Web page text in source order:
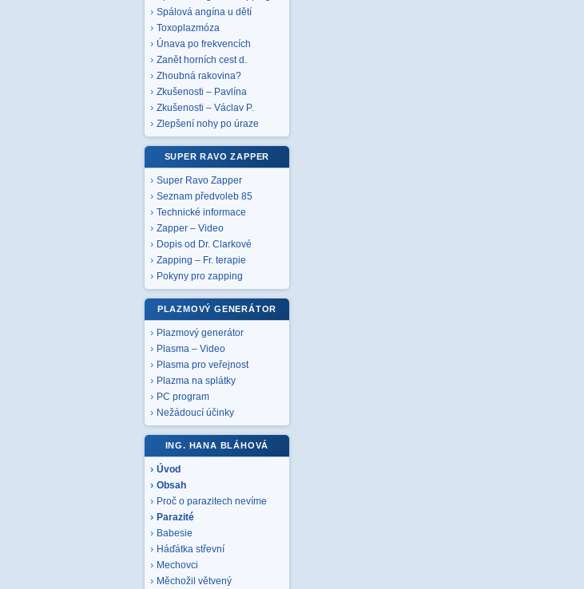
Spálová angína u dětí
Toxoplazmóza
Únava po frekvencích
Zanět horních cest d.
Zhoubná rakovina?
Zkušenosti – Pavlína
Zkušenosti – Václav P.
Zlepšení nohy po úraze
SUPER RAVO ZAPPER
Super Ravo Zapper
Seznam předvoleb 85
Technické informace
Zapper – Video
Dopis od Dr. Clarkové
Zapping – Fr. terapie
Pokyny pro zapping
PLAZMOVÝ GENERÁTOR
Plazmový generátor
Plasma – Video
Plasma pro veřejnost
Plazma na splátky
PC program
Nežádoucí účinky
ING. HANA BLÁHOVÁ
Úvod
Obsah
Proč o parazitech nevíme
Parazité
Babesie
Háďátka střevní
Mechovci
Měchožil větvený